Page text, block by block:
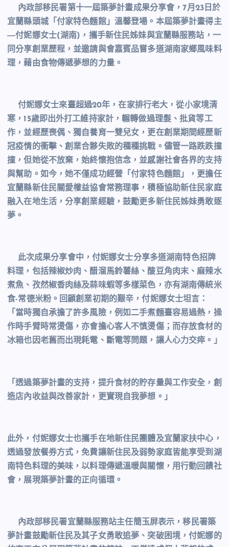
內政部移民署第十一屆築夢計畫成果分享會，7月23日於
宜蘭縣頭城「付家特色麵館」溫馨登場。本屆築夢計畫得主
―付妮娜女士(湖南)，攜手新住民姊妹與宜蘭縣服務站，一
同分享創業歷程，並邀請與會嘉賓品嘗多道湖南家鄉風味料
理，藉由食物傳遞夢想的力量。
付妮娜女士來臺超過20年，在家排行老大，從小家境清
寒，15歲即出外打工維持家計，輾轉做過理髮、批貨等工
作，並經歷喪偶、獨自養育一雙兒女，更在創業期間經歷新
冠疫情的衝擊、創業合夥失敗的種種挑戰。儘管一路跌跌撞
撞，但她從不放棄，始終懷抱信念，並感謝社會各界的支持
與幫助。如今，她不僅成功經營「付家特色麵館」，更擔任
宜蘭縣新住民關愛權益協會常務理事，積極協助新住民家庭
融入在地生活，分享創業經驗，鼓勵更多新住民姊妹勇敢逐
夢。
此次成果分享會中，付妮娜女士分享多道湖南特色招牌
料理，包括辣椒炒肉、醋溜馬鈴薯絲、酸豆角肉末、麻辣水
煮魚、孜然椒香肉絲及蒜味蝦等多樣菜色，亦有湖南傳統米
食-常德米粉。回顧創業初期的艱辛，付妮娜女士坦言：
「當時獨自承擔了許多風險，例如二手煮麵臺容易過熱，操
作時手臂時常燙傷，亦會擔心客人不慎燙傷；而存放食材的
冰箱也因老舊而出現耗電、斷電等問題，讓人心力交瘁。」
「透過築夢計畫的支持，提升食材的貯存量與工作安全，創
造店內收益與改善家計，更實現自我夢想。」
此外，付妮娜女士也攜手在地新住民團體及宜蘭家扶中心，
透過發放餐券方式，免費讓新住民及弱勢家庭皆能享受到湖
南特色料理的美味，以料理傳遞溫暖與關懷，用行動回饋社
會，展現築夢計畫的正向循環。
內政部移民署宜蘭縣服務站主任簡玉屏表示，移民署築
夢計畫鼓勵新住民及其子女勇敢追夢、突破困境，付妮娜的